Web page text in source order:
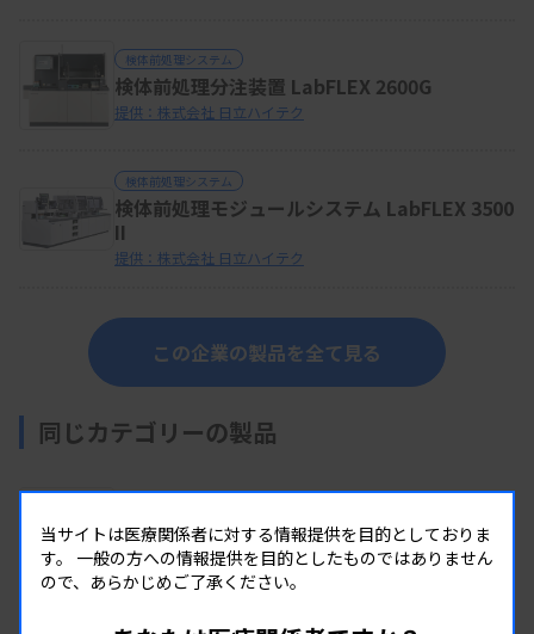
検体前処理システム
検体前処理分注装置 LabFLEX 2600G
提供：株式会社 日立ハイテク
検体前処理システム
検体前処理モジュールシステム LabFLEX 3500
II
提供：株式会社 日立ハイテク
この企業の製品を全て見る
同じカテゴリーの製品
CAPサーベイ（外部精度管理）
提供：株式会社CGI
当サイトは医療関係者に対する情報提供を目的としておりま
す。 一般の方への情報提供を目的としたものではありません
ので、あらかじめご了承ください。